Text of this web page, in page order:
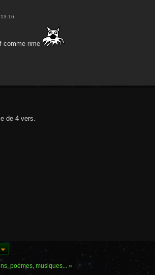
comme rime
de 4 vers.
poèmes, musiques... »